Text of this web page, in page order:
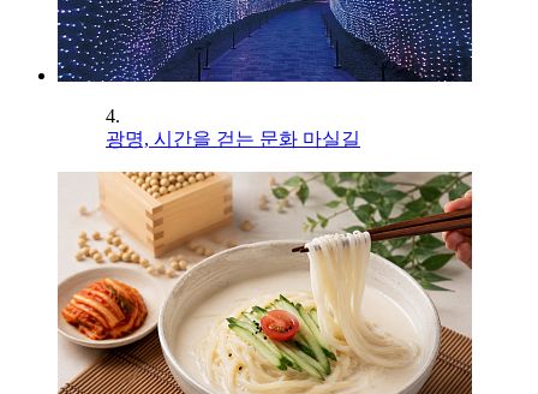
4.
광명, 시간을 걷는 문화 마실길